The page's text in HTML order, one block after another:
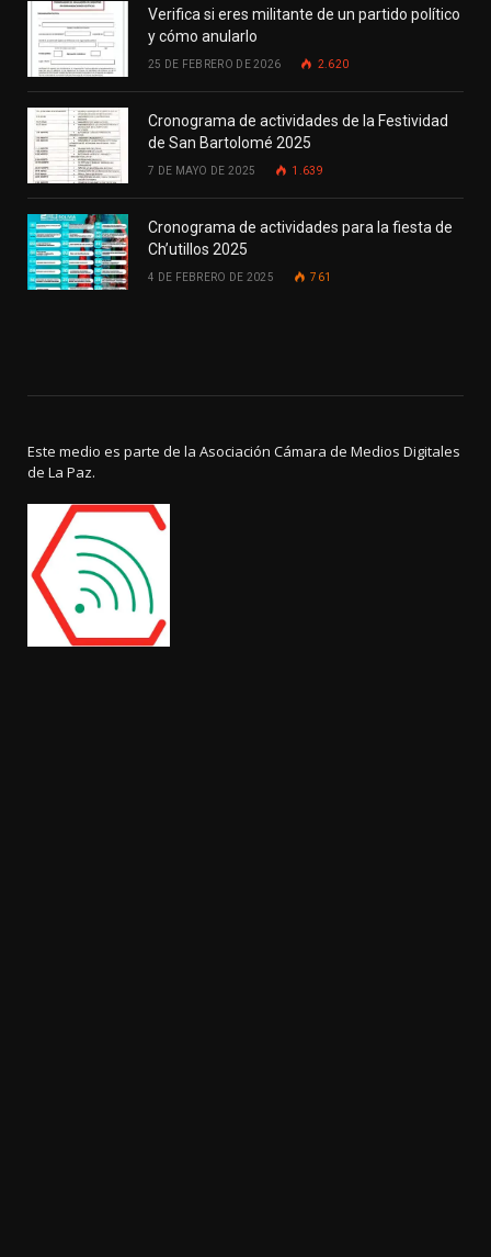
Verifica si eres militante de un partido político
y cómo anularlo
25 DE FEBRERO DE 2026 2.620
Cronograma de actividades de la Festividad
de San Bartolomé 2025
7 DE MAYO DE 2025 1.639
Cronograma de actividades para la fiesta de
Ch’utillos 2025
4 DE FEBRERO DE 2025 761
Este medio es parte de la Asociación Cámara de Medios Digitales
de La Paz.